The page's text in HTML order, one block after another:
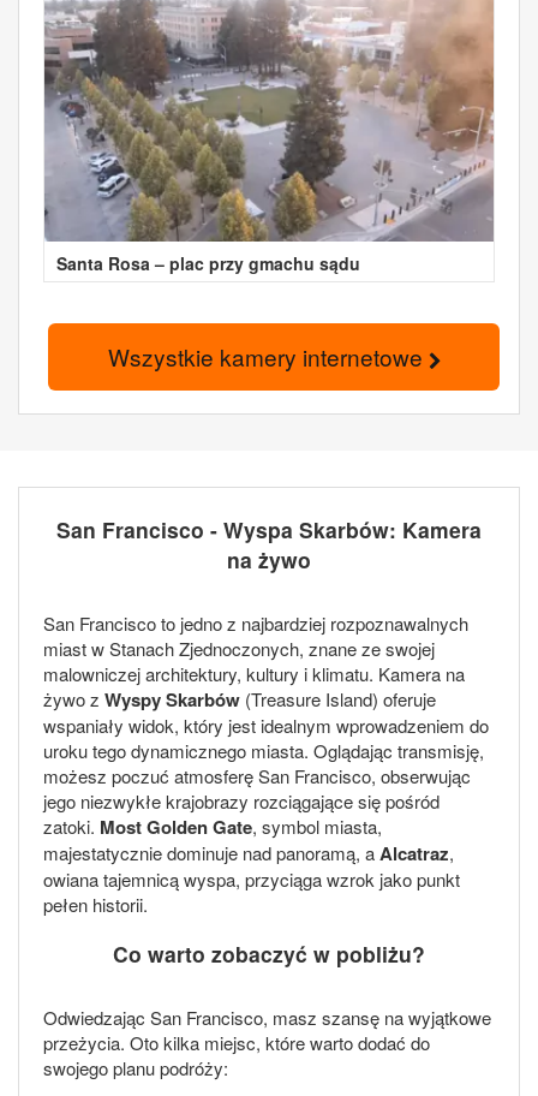
Santa Rosa – plac przy gmachu sądu
Wszystkie kamery internetowe
San Francisco - Wyspa Skarbów: Kamera
na żywo
San Francisco to jedno z najbardziej rozpoznawalnych
miast w Stanach Zjednoczonych, znane ze swojej
malowniczej architektury, kultury i klimatu. Kamera na
żywo z Wyspy Skarbów (Treasure Island) oferuje
wspaniały widok, który jest idealnym wprowadzeniem do
uroku tego dynamicznego miasta. Oglądając transmisję,
możesz poczuć atmosferę San Francisco, obserwując
jego niezwykłe krajobrazy rozciągające się pośród
zatoki. Most Golden Gate, symbol miasta,
majestatycznie dominuje nad panoramą, aAlcatraz,
owiana tajemnicą wyspa, przyciąga wzrok jako punkt
pełen historii.
Co warto zobaczyć w pobliżu?
Odwiedzając San Francisco, masz szansę na wyjątkowe
przeżycia. Oto kilka miejsc, które warto dodać do
swojego planu podróży: